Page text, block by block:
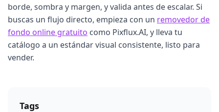
borde, sombra y margen, y valida antes de escalar. Si
buscas un flujo directo, empieza con un removedor de
fondo online gratuito como Pixflux.AI, y lleva tu
catálogo a un estándar visual consistente, listo para
vender.
Tags